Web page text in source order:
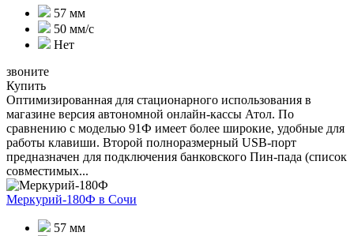
57 мм
50 мм/с
Нет
звоните
Купить
Оптимизированная для стационарного использования в
магазине версия автономной онлайн-кассы Атол. По
сравнению с моделью 91Ф имеет более широкие, удобные для
работы клавиши. Второй полноразмерный USB-порт
предназначен для подключения банковского Пин-пада (список
совместимых...
Меркурий-180Ф в Сочи
57 мм